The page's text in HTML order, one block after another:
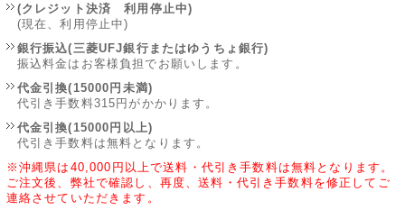
(クレジット決済 利用停止中)
(現在、利用停止中)
銀行振込(三菱UFJ銀行またはゆうちょ銀行)
振込料金はお客様負担でお願いします。
代金引換(15000円未満)
代引き手数料315円がかかります。
代金引換(15000円以上)
代引き手数料は無料となります。
※沖縄県は40,000円以上で送料・代引き手数料は無料となります。
ご注文後、弊社で確認し、再度、送料・代引き手数料を修正してご
連絡させていただきます。